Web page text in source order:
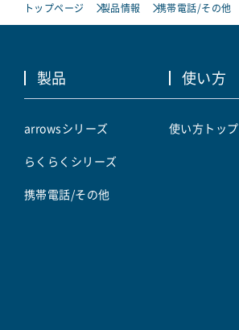
トップページ 製品情報 携帯電話/その他
製品
arrowsシリーズ
らくらくシリーズ
携帯電話/その他
使い方
使い方トップ